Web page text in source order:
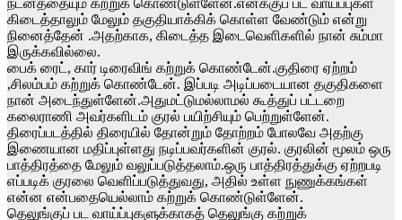
கிடைத்தாலும் மேலும் தகுதியாக்கிக் கொள்ள வேண்டும் என்று
நினைத்தேன் .அதற்காக, கிடைத்த இடைவெளிகளில் நான் சும்மா
இருக்கவில்லை.
பைக் ரைட், கார் டிரைவிங் கற்றுக் கொண்டேன்.குதிரை ஏற்றம்
,சிலம்பம் கற்றுக் கொண்டேன். இப்படி அடிப்படையான தகுதிகளை
நான் அடைந்துள்ளேன்.அதுமட்டுமல்லாமல் கூத்துப் பட்டறை
கலைராணி அவர்களிடம் குரல் பயிற்சியும் பெற்றுள்ளேன்.
திரைப்படத்தில் திரையில் தோன்றும் தோற்றம் போலவே அதற்கு
இணையான மதிப்புள்ளது நடிப்பவர்களின் குரல். குரலின் மூலம் ஒரு
பாத்திரத்தை மேலும் வலுப்படுத்தலாம்.ஒரு பாத்திரத்துக்கு ஏற்றபடி
எப்படிக் குரலை வெளிப்படுத்துவது, அதில் உள்ள நுணுக்கங்கள்
என்ன என்பதையெல்லாம் கற்றுக் கொண்டுள்ளேன்.
தெலுங்குப் பட வாய்ப்புகளுக்காகத் தெலுங்கு கற்றுக்